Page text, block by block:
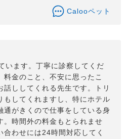
Calooペット
います。丁寧に診察してくだ
料金のこと、不安に思ったこ
話ししてくれる先生です。トリ
もしてくれますし、特にホテル
通がきくので仕事をしている身
。時間外の料金もとられませ
合わせには24時間対応してく